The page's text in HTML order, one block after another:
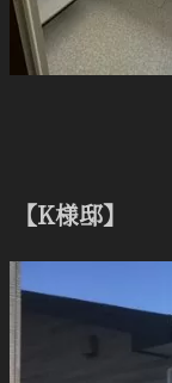
【K様邸】